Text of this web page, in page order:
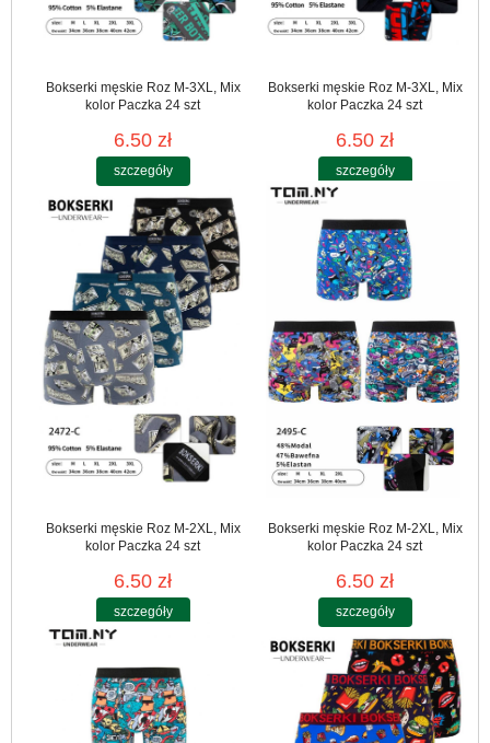
Bokserki męskie Roz M-3XL, Mix
kolor Paczka 24 szt
6.50 zł
szczegóły
Bokserki męskie Roz M-3XL, Mix
kolor Paczka 24 szt
6.50 zł
szczegóły
Bokserki męskie Roz M-2XL, Mix
kolor Paczka 24 szt
6.50 zł
szczegóły
Bokserki męskie Roz M-2XL, Mix
kolor Paczka 24 szt
6.50 zł
szczegóły